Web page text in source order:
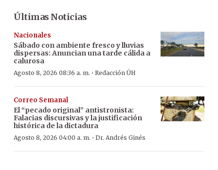
Últimas Noticias
Nacionales
Sábado con ambiente fresco y lluvias
dispersas: Anuncian una tarde cálida a
calurosa
Agosto 8, 2026 08:36 a. m. · Redacción ÚH
Correo Semanal
El “pecado original” antistronista:
Falacias discursivas y la justificación
histórica de la dictadura
Agosto 8, 2026 04:00 a. m. · Dr. Andrés Ginés